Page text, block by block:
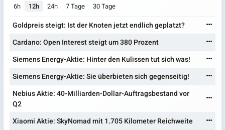
6h 12h 24h 7 Tage 30 Tage
Goldpreis steigt: Ist der Knoten jetzt endlich geplatzt?
Cardano: Open Interest steigt um 380 Prozent
Siemens Energy-Aktie: Hinter den Kulissen tut sich was!
Siemens Energy-Aktie: Sie überbieten sich gegenseitig!
Nebius Aktie: 40-Milliarden-Dollar-Auftragsbestand vor
Q2
Xiaomi Aktie: SkyNomad mit 1.705 Kilometer Reichweite